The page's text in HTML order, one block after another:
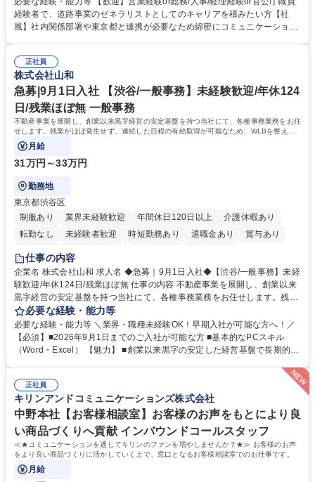
管理部門：広報、人事、経理など当公社の運営に係る管理業務 ■収益部
門：駐車場の新規開拓、管理運営、新宿駅西口広場の「イベントコーナ
道路施設や道路工事現場の見学ツアー事業 ※入社後は上記いずれかの部門
へ配属。※業務内容変更の範囲：会社の定める業務 募集職種 【都庁グル
ープ】総合職（事務）◇残業月平均9時間未満／有給年平均16日取得
経験者で、道路事業のゼネラリストとしてのキャリアを積みたい方【社
風】社内関係部署や東京都と連携が必要なため綿密にコミュニケーション
部門など多岐に渡る業務を経験できます。 ■様々なプロジェクト：駐車場
事業の他、新宿駅西口広場内に設置された照明を兼ねた広告「ブライトサ
イン」の管理運営を行うなど、事業収益を生み出す活動を積極的に行って
います。 学歴・資格 学歴：大学院 大学 高専 短大 専修学校 高校 語学力：
資格：
正社員
株式会社山和
急募|9月1日入社 【渋谷/一般事務】未経験歓迎/年休124
日/残業ほぼ無 一般事務
不動産事業を展開し、創業以来黒字経営の安定基盤を持つ当社にて、各種事務業務をお任
せします。残業がほぼ発生せず、連続した日程の有給取得が可能なため、WLBを整えた
い方にお勧めの環境です！
月給
31万円～33万円
勤務地
東京都渋谷区
制服あり
業界未経験歓迎 年間休日120日以上
介護休暇あり
転勤なし
未経験者歓迎 時短勤務あり 退職金あり
賞与あり
育休あり
完全週休2日制
仕事の内容
企業名 株式会社山和 求人名 ◆急募｜9月1日入社◆【渋谷/一般事務】未経
験歓迎/年休124日/残業ほぼ無 仕事の内容 不動産事業を展開し、創業以来
黒字経営の安定基盤を持つ当社にて、各種事務業務をお任せします。残業
がほぼ発生せず、連続した日程の有給取得が可能なため、WLBを整えたい
方にお勧めの環境です！ 入社後はOJTを通じて丁寧に研修を行いますの
で、事務未経験の方でも安心して臨むことができます。 【業務詳細】■電
話・来客対応 ■物件の鍵や社内の備品管理 ■データ入力や書類作成 ■契約
必要な経験・能力等
必要な経験・能力等 ＼業界・職種未経験OK！早期入社が可能な方へ！／
【必須】■2026年9月1日までのご入社が可能な方 ■基本的なPCスキル
（Word・Excel） 【魅力】 ■創業以来黒字の安定した経営基盤で長期的に
両立が可能 ■有給取得を積極的に推奨、年間10日程度の取得実績 ■1ヶ月
のOJTで業務を習得可能、未経験でもしっかりサポート 学歴・資格 学
歴：大学院 大学 高専 短大 語学力： 資格：
正社員
キリンアンドコミュニケーションズ株式会社
中野本社【お客様相談室】お客様のお声をもとにより良
い商品づくりへ貢献 インバウンドコールスタッフ
≪★コミュニケーションを通してキリンのファンを増やしませんか？★≫ お客様のお声
をより良い商品づくりに活かしていく上で、窓口となるお客様相談室でのお仕事です。
月給